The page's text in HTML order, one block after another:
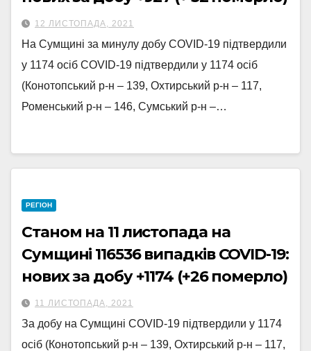
12 ЛИСТОПАДА, 2021
На Сумщині за минулу добу COVID-19 підтвердили
у 1174 осіб COVID-19 підтвердили у 1174 осіб
(Конотопський р-н – 139, Охтирський р-н – 117,
Роменський р-н – 146, Сумський р-н –…
РЕГІОН
Станом на 11 листопада на
Сумщині 116536 випадків COVID-19:
нових за добу +1174 (+26 померло)
11 ЛИСТОПАДА, 2021
За добу на Сумщині COVID-19 підтвердили у 1174
осіб (Конотопський р-н – 139, Охтирський р-н – 117,